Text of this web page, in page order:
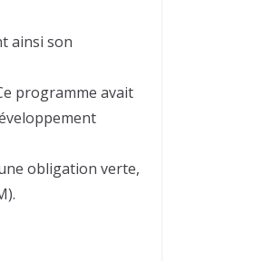
ainsi son
programme avait
obligation verte,